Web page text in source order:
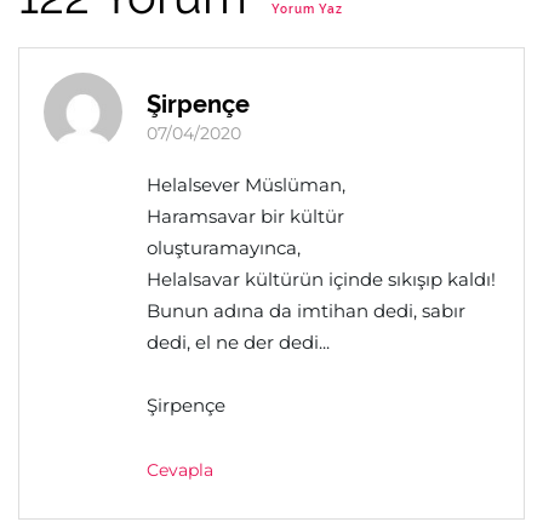
Yorum Yaz
Şirpençe
07/04/2020
Helalsever Müslüman,
Haramsavar bir kültür
oluşturamayınca,
Helalsavar kültürün içinde sıkışıp kaldı!
Bunun adına da imtihan dedi, sabır
dedi, el ne der dedi...
Şirpençe
Cevapla